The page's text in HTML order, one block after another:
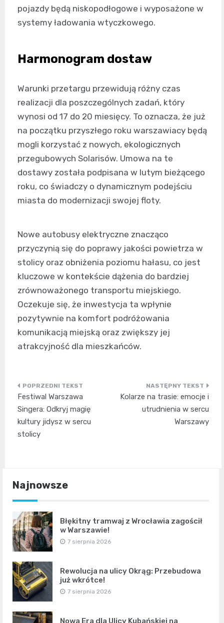
pojazdy będą niskopodłogowe i wyposażone w
systemy ładowania wtyczkowego.
Harmonogram dostaw
Warunki przetargu przewidują różny czas
realizacji dla poszczególnych zadań, który
wynosi od 17 do 20 miesięcy. To oznacza, że już
na początku przyszłego roku warszawiacy będą
mogli korzystać z nowych, ekologicznych
przegubowych Solarisów. Umowa na te
dostawy została podpisana w lutym bieżącego
roku, co świadczy o dynamicznym podejściu
miasta do modernizacji swojej floty.
Nowe autobusy elektryczne znacząco
przyczynią się do poprawy jakości powietrza w
stolicy oraz obniżenia poziomu hałasu, co jest
kluczowe w kontekście dążenia do bardziej
zrównoważonego transportu miejskiego.
Oczekuje się, że inwestycja ta wpłynie
pozytywnie na komfort podróżowania
komunikacją miejską oraz zwiększy jej
atrakcyjność dla mieszkańców.
Nawigacja
wpisu
Festiwal Warszawa
Singera: Odkryj magię
kultury jidysz w sercu
stolicy
Kolarze na trasie: emocje i
utrudnienia w sercu
Warszawy
Najnowsze
Błękitny tramwaj z Wrocławia zagościł
w Warszawie!
7 sierpnia 2026
Rewolucja na ulicy Okrąg: Przebudowa
już wkrótce!
7 sierpnia 2026
Nowa Era dla Ulicy Kubańskiej na